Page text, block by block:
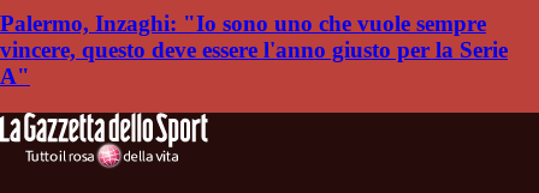
Palermo, Inzaghi: "Io sono uno che vuole sempre
vincere, questo deve essere l'anno giusto per la Serie
A"